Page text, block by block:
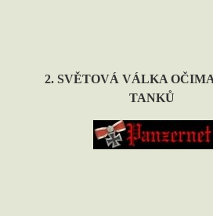
2. SVĚTOVÁ VÁLKA
TANKŮ